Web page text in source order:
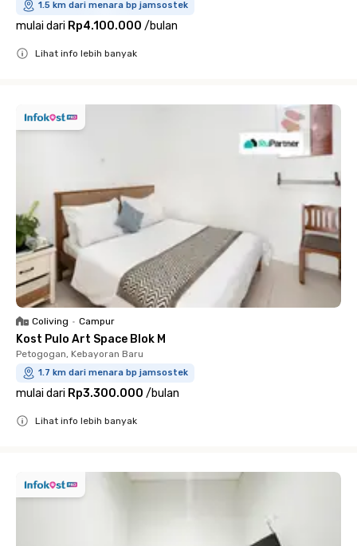
1.5 km dari menara bp jamsostek
mulai dari Rp4.100.000 /bulan
Lihat info lebih banyak
Coliving • Campur
Kost Pulo Art Space Blok M
Petogogan, Kebayoran Baru
1.7 km dari menara bp jamsostek
mulai dari Rp3.300.000 /bulan
Lihat info lebih banyak